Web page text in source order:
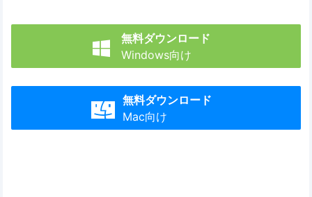

無料ダウンロード
Windows向け

無料ダウンロード
Mac向け